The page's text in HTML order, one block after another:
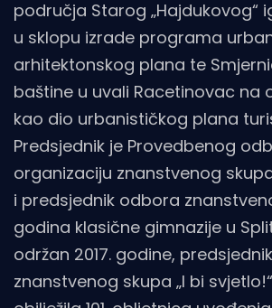
područja Starog „Hajdukovog“
u sklopu izrade programa
arhitektonskog plana te
baštine u uvali Racetinovac na
kao dio urbanističkog plana
Predsjednik je Provedbenog
organizaciju znanstvenog skupa
i predsjednik odbora
godina klasične gimnazije u
održan 2017. godine,
znanstvenog skupa „I bi